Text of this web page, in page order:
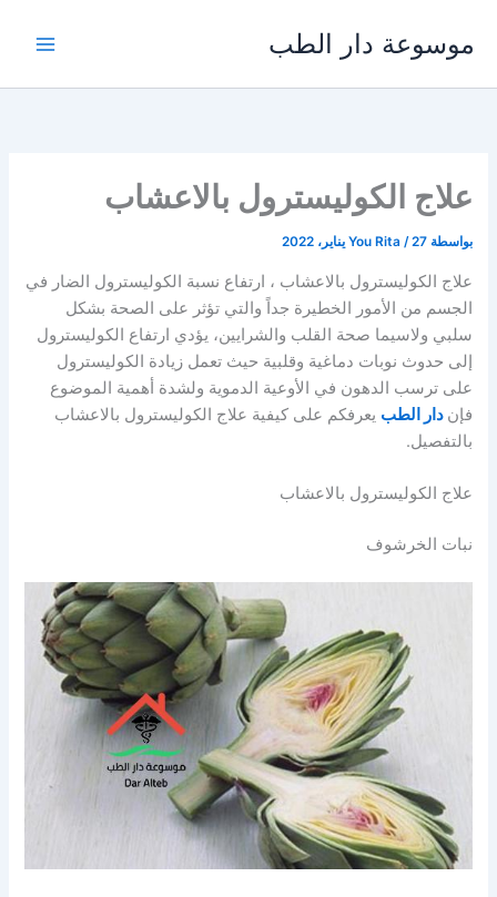
المحتوى
موسوعة دار الطب
علاج الكوليسترول بالاعشاب
بواسطة You Rita /27 يناير، 2022
علاج الكوليسترول بالاعشاب ، ارتفاع نسبة الكوليسترول الضار في
الجسم من الأمور الخطيرة جداً والتي تؤثر على الصحة بشكل
سلبي ولاسيما صحة القلب والشرايين، يؤدي ارتفاع الكوليسترول
إلى حدوث نوبات دماغية وقلبية حيث تعمل زيادة الكوليسترول
على ترسب الدهون في الأوعية الدموية ولشدة أهمية الموضوع
فإن دار الطب يعرفكم على كيفية علاج الكوليسترول بالاعشاب
بالتفصيل.
علاج الكوليسترول بالاعشاب
نبات الخرشوف